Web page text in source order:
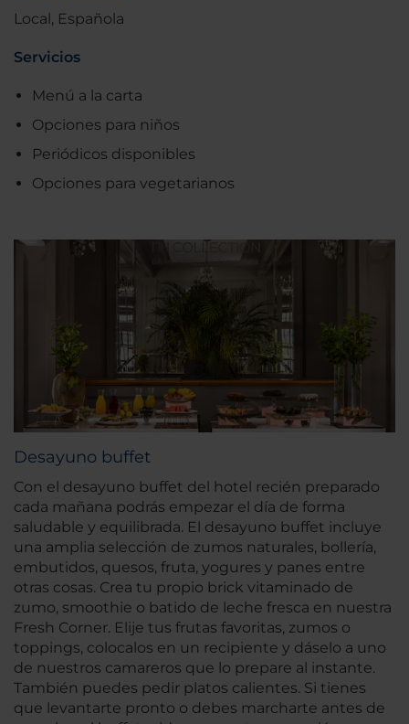
Local, Española
Servicios
Menú a la carta
Opciones para niños
Periódicos disponibles
Opciones para vegetarianos
Desayuno buffet
Con el desayuno buffet del hotel recién preparado
cada mañana podrás empezar el día de forma
saludable y equilibrada. El desayuno buffet incluye
una amplia selección de zumos naturales, bollería,
embutidos, quesos, fruta, yogures y panes entre
otras cosas. Crea tu propio brick vitaminado de
zumo, smoothie o batido de leche fresca en nuestra
Fresh Corner. Elije tus frutas favoritas, zumos o
toppings, colocalos en un recipiente y dáselo a uno
de nuestros camareros que lo prepare al instante.
También puedes pedir platos calientes. Si tienes
que levantarte pronto o debes marcharte antes de